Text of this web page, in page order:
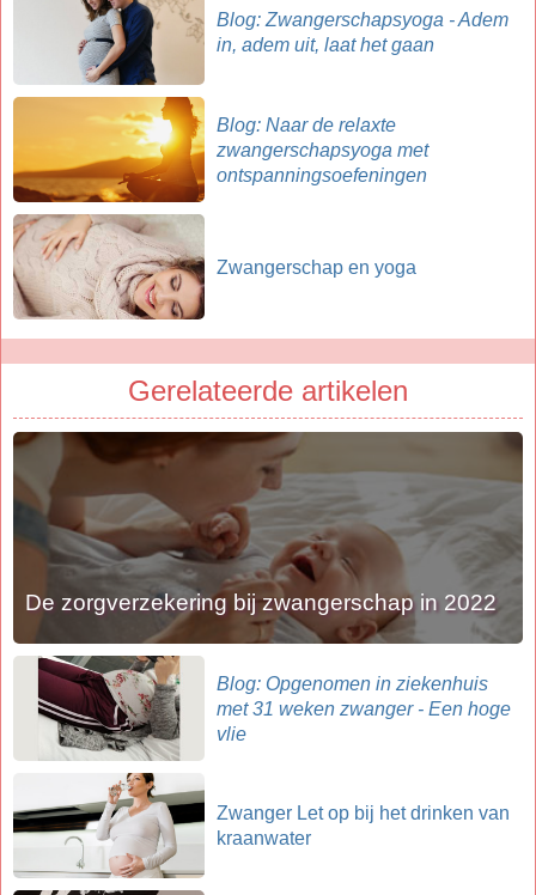
Blog: Zwangerschapsyoga - Adem
in, adem uit, laat het gaan
Blog: Naar de relaxte
zwangerschapsyoga met
ontspanningsoefeningen
Zwangerschap en yoga
Gerelateerde artikelen
De zorgverzekering bij zwangerschap in 2022
Blog: Opgenomen in ziekenhuis
met 31 weken zwanger - Een hoge
vlie
Zwanger Let op bij het drinken van
kraanwater